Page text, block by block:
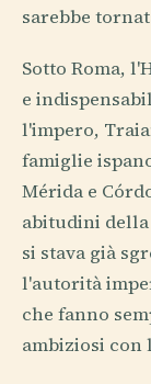
sarebbe
Sotto Roma,
e
l'impero,
famiglie
Mérida e
abitudini
si stava già
l'autorità
che fanno
ambiziosi con